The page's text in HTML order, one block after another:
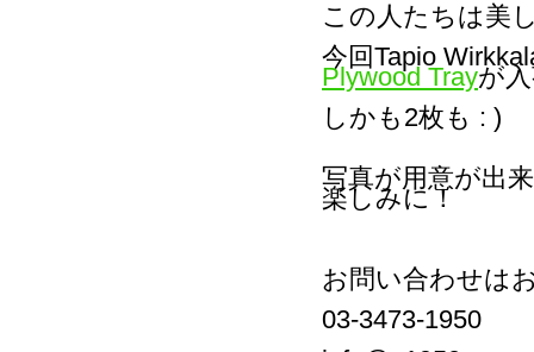
この人たちは美
今回Tapio
Plywood Trayが
しかも2枚も : )
写真が用意が出
楽しみに！
お問い合わせは
03-3473-1950